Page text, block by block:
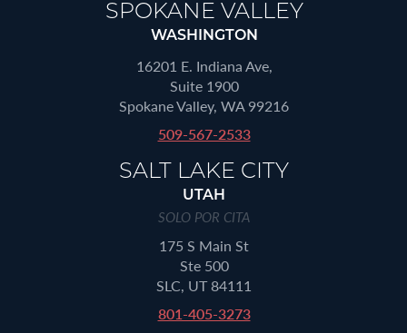
SPOKANE VALLEY
WASHINGTON
16201 E. Indiana Ave,
Suite 1900
Spokane Valley, WA 99216
509-567-2533
SALT LAKE CITY
UTAH
SOLO POR CITA
175 S Main St
Ste 500
SLC, UT 84111
801-405-3273